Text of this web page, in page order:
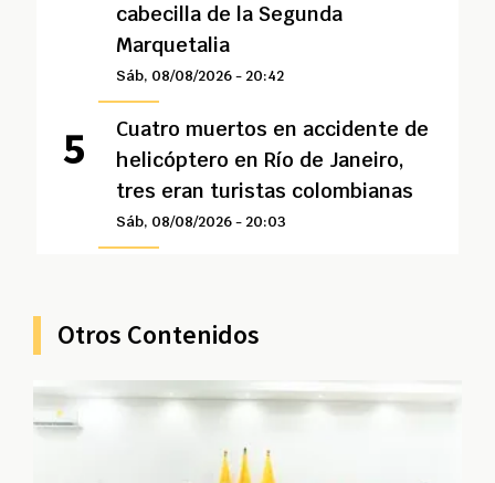
cabecilla de la Segunda
Marquetalia
Sáb, 08/08/2026 - 20:42
Cuatro muertos en accidente de
helicóptero en Río de Janeiro,
tres eran turistas colombianas
Sáb, 08/08/2026 - 20:03
Otros Contenidos